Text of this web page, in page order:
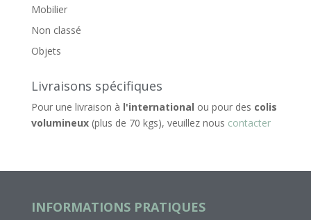
Mobilier
Non classé
Objets
Livraisons spécifiques
Pour une livraison à l'international ou pour des colis
volumineux(plus de 70 kgs), veuillez nous contacter
INFORMATIONS PRATIQUES